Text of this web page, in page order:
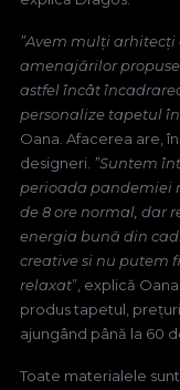
”Avem mulți
amenajărilor
astfel încât
personalize tapetul
Oana. Afacerea are,
designeri. ”Suntem
perioada pandemiei
de 8 ore normal, dar
energia bună din
creative si nu putem
relaxat”, explică
produs tapetul,
ajungând până la 60
Toate materialele